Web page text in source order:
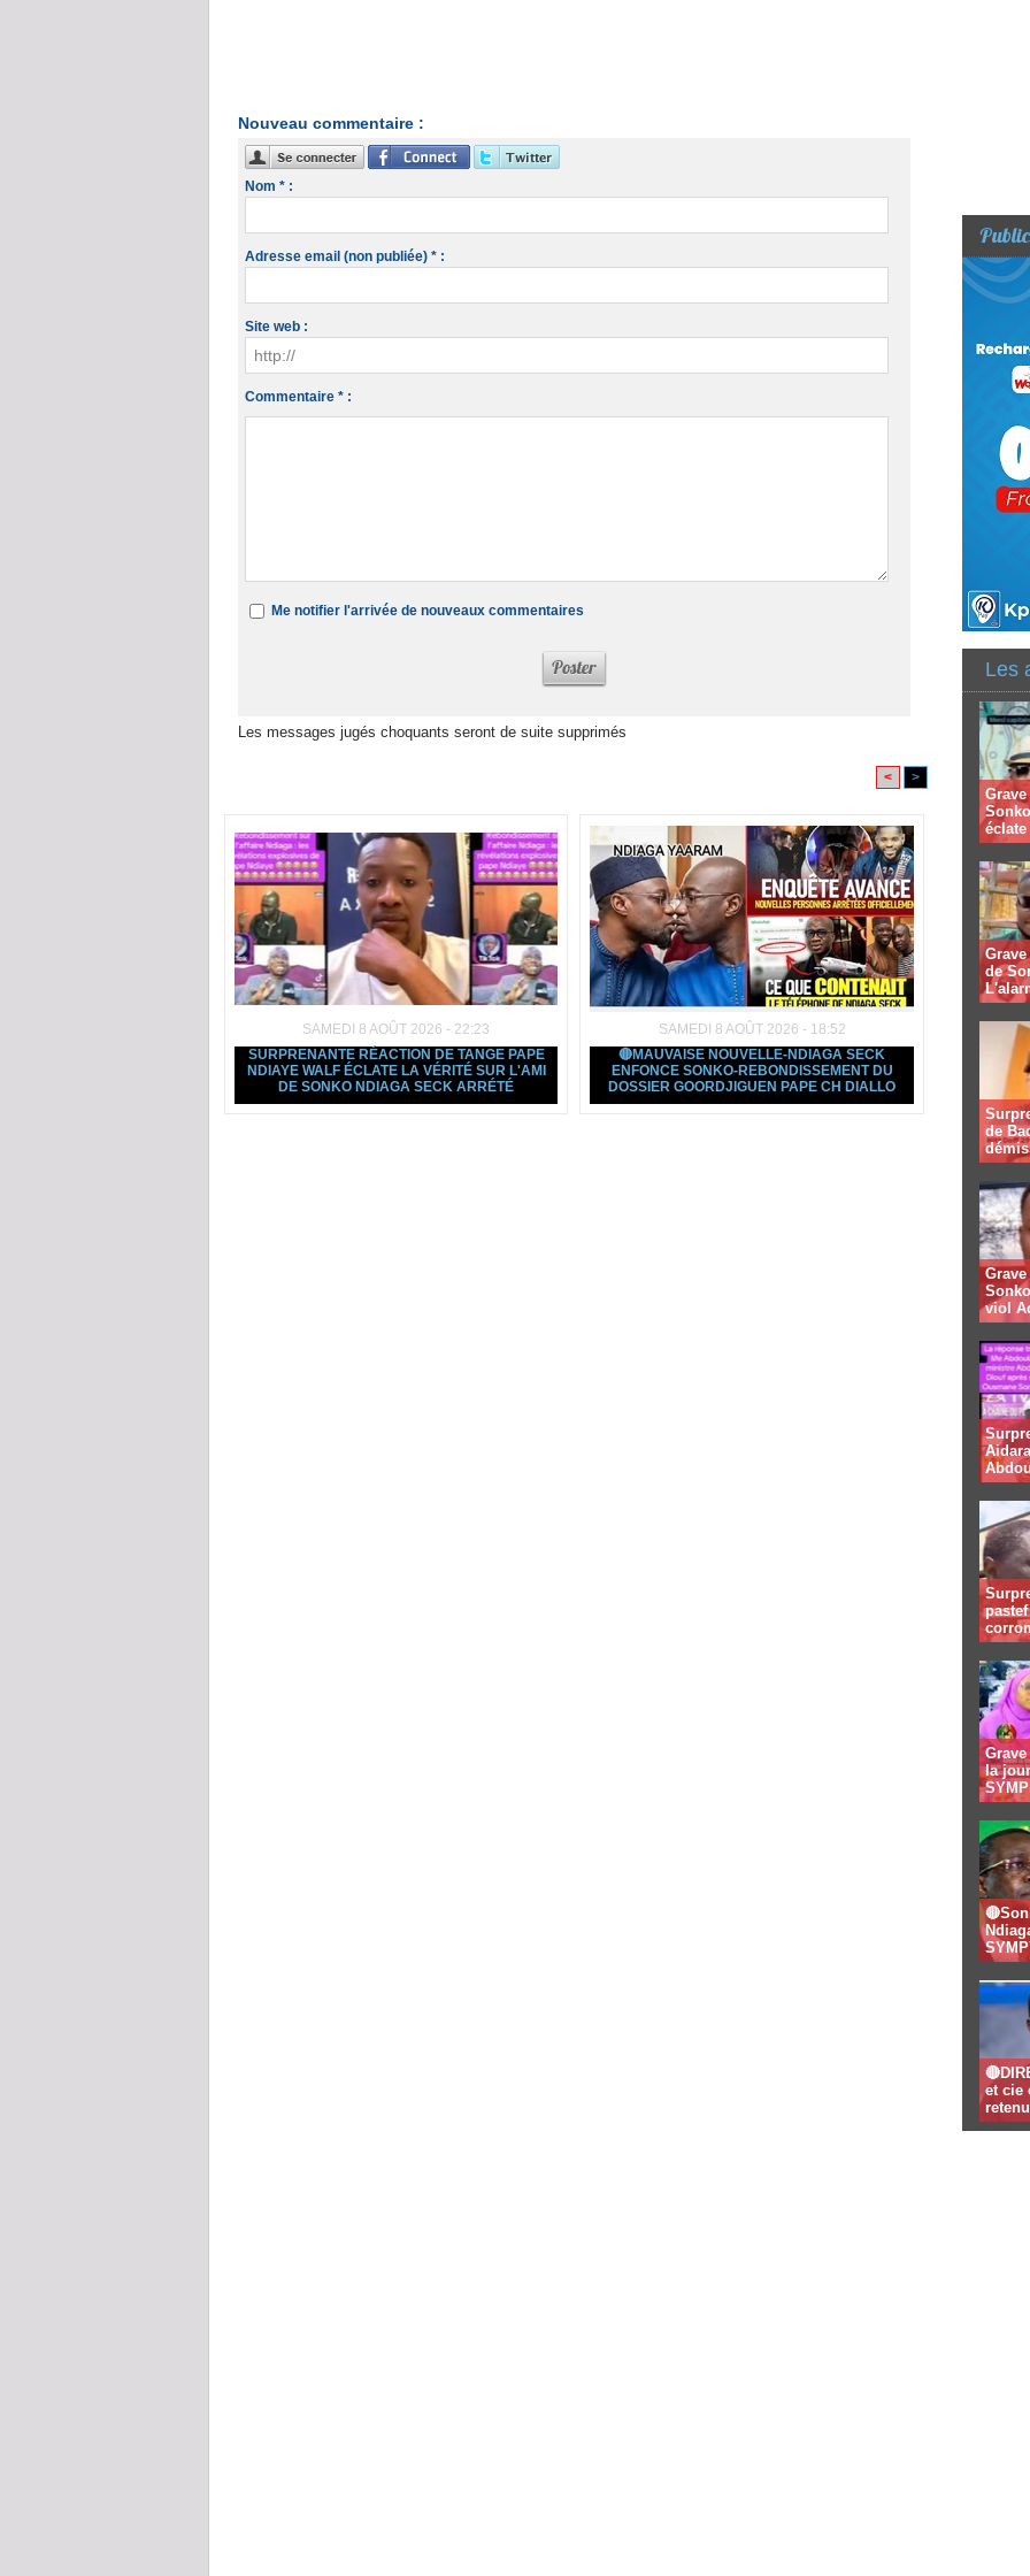
Nouveau commentaire :
Nom * :
Adresse email (non publiée) * :
Site web :
Commentaire * :
Me notifier l'arrivée de nouveaux commentaires
Les messages jugés choquants seront de suite supprimés
< >
SAMEDI 8 AOÛT 2026 - 22:23
SURPRENANTE RÉACTION DE TANGE PAPE
NDIAYE WALF ÉCLATE LA VÉRITÉ SUR L'AMI
DE SONKO NDIAGA SECK ARRÉTÉ
SAMEDI 8 AOÛT 2026 - 18:52
🔴MAUVAISE NOUVELLE-NDIAGA SECK
ENFONCE SONKO-REBONDISSEMENT DU
DOSSIER GOORDJIGUEN PAPE CH DIALLO
Les
de
de
viol
la
et cie